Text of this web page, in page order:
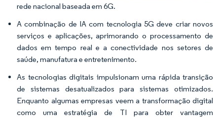
rede nacional baseada em 6G.
A combinação de IA com tecnologia 5G deve criar novos
serviços e aplicações, aprimorando o processamento de
dados em tempo real e a conectividade nos setores de
saúde, manufatura e entretenimento.
As tecnologias digitais impulsionam uma rápida transição
de sistemas desatualizados para sistemas otimizados.
Enquanto algumas empresas veem a transformação digital
como uma estratégia de TI para obter vantagem